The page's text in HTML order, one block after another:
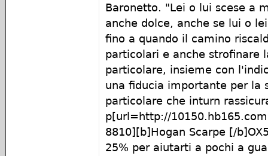
Baronetto. "Lei o lui scese a
anche dolce, anche se lui o
fino a quando il camino
particolari e anche strofinare
particolare, insieme con
una fiducia importante per la
particolare che inturn
p[url=http://
8810][b]Hogan Scarpe [/
25% per aiutarti a pochi a